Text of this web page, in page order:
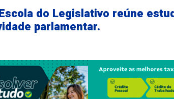
do Legislativo reúne
parlamentar.